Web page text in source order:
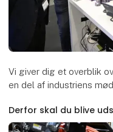
Vi giver dig et overblik
en del af industriens
Derfor skal du blive